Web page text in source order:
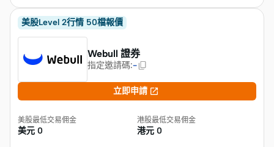
美股Level 2行情 50檔報價
Webull 證券
指定邀請碼:-
立即申請 
美股最低交易佣金
美元 0
港股最低交易佣金
港元 0